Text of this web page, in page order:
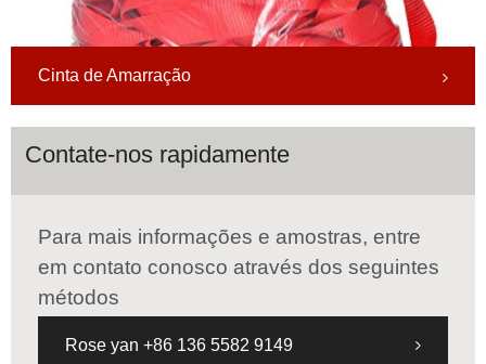
Cinta de Amarração
Contate-nos rapidamente
Para mais informações e amostras, entre
em contato conosco através dos seguintes
métodos
Rose yan +86 136 5582 9149